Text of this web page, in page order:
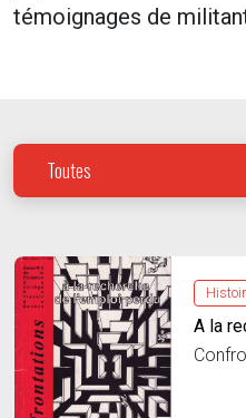
témoignages de
Toutes
A la